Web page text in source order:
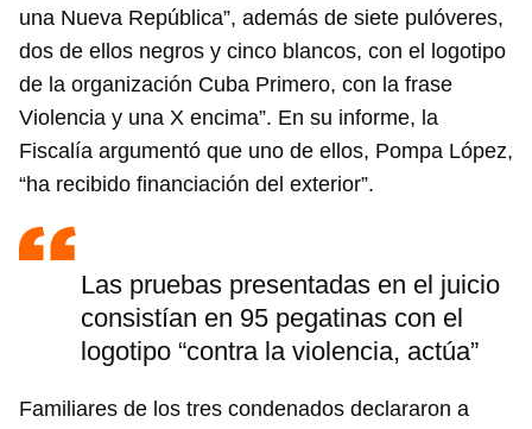
una Nueva República”, además de siete pulóveres,
dos de ellos negros y cinco blancos, con el logotipo
de la organización Cuba Primero, con la frase
Violencia y una X encima”. En su informe, la
Fiscalía argumentó que uno de ellos, Pompa López,
“ha recibido financiación del exterior”.
Las pruebas presentadas en el juicio
consistían en 95 pegatinas con el
logotipo “contra la violencia, actúa”
Familiares de los tres condenados declararon a